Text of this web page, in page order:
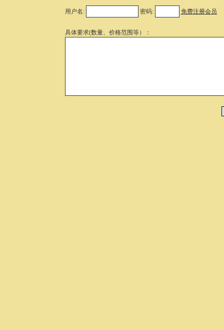
用户名: 密码: 免费注册会员
具体要求(数量、价格范围等）：